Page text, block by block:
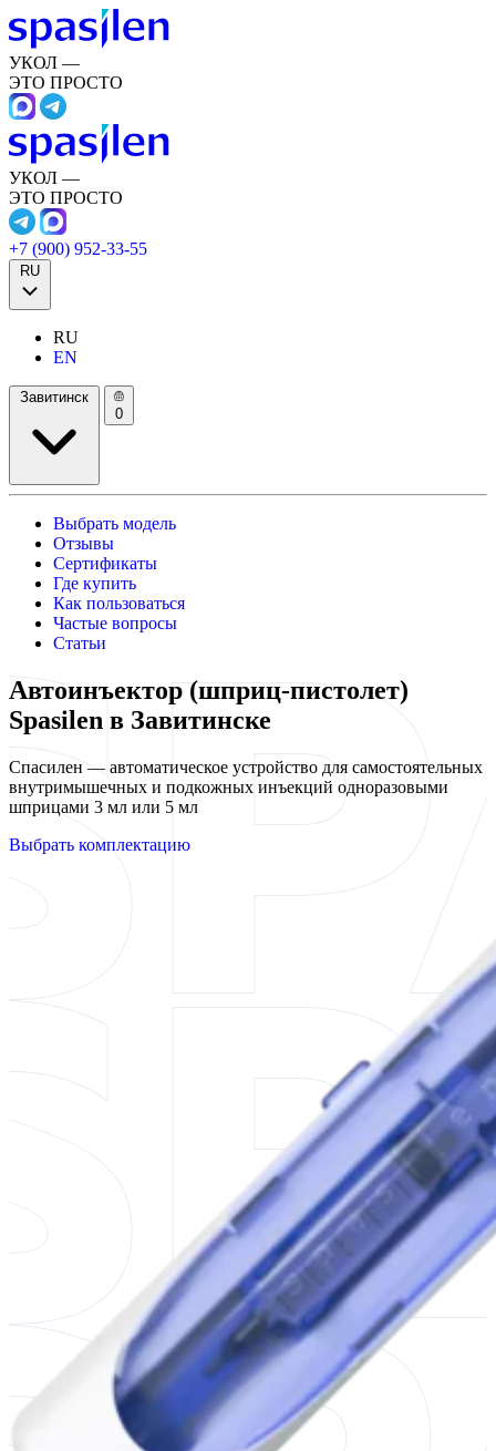
УКОЛ —
ЭТО ПРОСТО
УКОЛ —
ЭТО ПРОСТО
+7 (900) 952-33-55
RU
RU
EN
Завитинск
0
Выбрать модель
Отзывы
Сертификаты
Где купить
Как пользоваться
Частые вопросы
Статьи
Автоинъектор (шприц-пистолет)
Spasilen в Завитинске
Спасилен — автоматическое устройство для самостоятельных
внутримышечных и подкожных инъекций одноразовыми
шприцами 3 мл или 5 мл
Выбрать комплектацию